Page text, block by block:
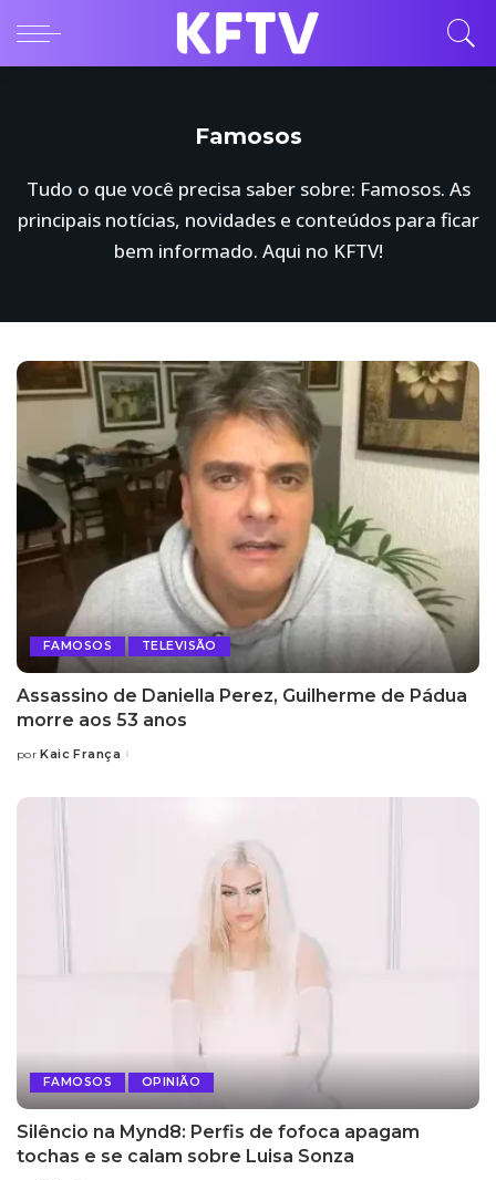
Famosos
Tudo o que você precisa saber sobre: Famosos. As
principais notícias, novidades e conteúdos para ficar
bem informado. Aqui no KFTV!
FAMOSOS TELEVISÃO
Assassino de Daniella Perez, Guilherme de Pádua
morre aos 53 anos
Posted
por Kaic França
FAMOSOS OPINIÃO
Silêncio na Mynd8: Perfis de fofoca apagam
tochas e se calam sobre Luisa Sonza